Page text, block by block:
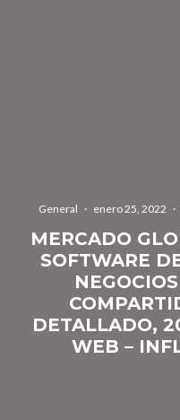
General · enero 25, 2022 ·
MERCADO
SOFTWARE
DETALLADO,
WEB –